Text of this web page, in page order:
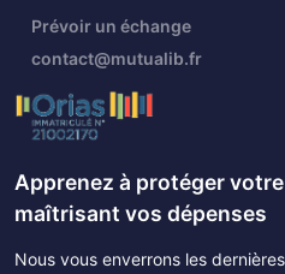
Prévoir un échange
contact@mutualib.fr
Apprenez à protéger
maîtrisant vos dépenses
Nous vous enverrons les